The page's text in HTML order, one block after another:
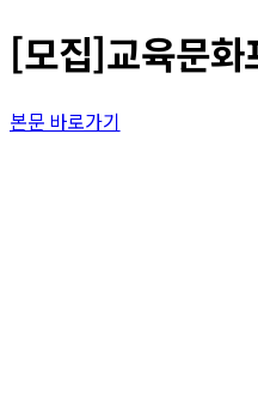
[모집]교육문
본문 바로가기